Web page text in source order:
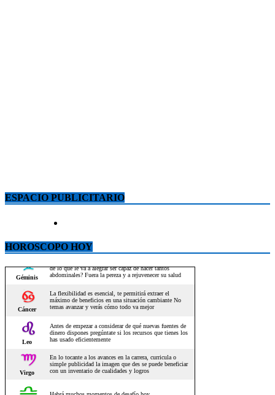
ESPACIO PUBLICITARIO
HOROSCOPO HOY